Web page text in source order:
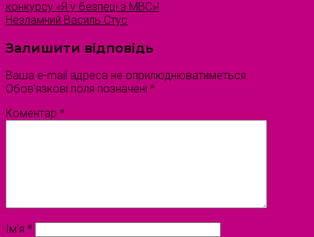
конкурсу «Я у безпеці з МВС»!
Незламний Василь Стус
Залишити відповідь
Ваша e-mail адреса не оприлюднюватиметься.
Обов’язкові поля позначені *
Коментар *
Ім'я *